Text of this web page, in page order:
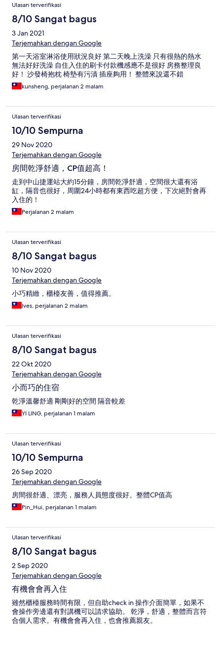
Ulasan terverifikasi
8/10 Sangat bagus
3 Jan 2021
Terjemahkan dengan Google
第一天浴室淋浴使用狀況良好 第二天晚上洗澡 只有很熱的熱水
無法好好洗澡 自住入住的刷卡付款機感應不是很好 房務整理良
好！ 沙發椅抱枕 椅墊有污漬 插座夠用！ 整體來說還不錯
kunsheng, perjalanan 2 malam
Ulasan terverifikasi
10/10 Sempurna
29 Nov 2020
Terjemahkan dengan Google
房間乾淨舒適，CP值超高！
走到中山捷運站大約15分鐘，房間乾淨舒適，空間很大還有浴
缸，隔音也很好，周圍24小時都有東西吃超方便，下次絕對會再
入住的！
Perjalanan 2 malam
Ulasan terverifikasi
8/10 Sangat bagus
10 Nov 2020
Terjemahkan dengan Google
小巧精緻，櫃檯友善，值得推薦。
Ives, perjalanan 2 malam
Ulasan terverifikasi
8/10 Sangat bagus
22 Okt 2020
Terjemahkan dengan Google
小而巧的住宿
乾淨溫馨舒適 剛剛好的空間 隔音較差
YI LING, perjalanan 1 malam
Ulasan terverifikasi
10/10 Sempurna
26 Sep 2020
Terjemahkan dengan Google
房間很舒適、漂亮，服務人員態度很好。整體CP值高
Pin_Hui, perjalanan 1 malam
Ulasan terverifikasi
8/10 Sangat bagus
2 Sep 2020
Terjemahkan dengan Google
有機會會再入住
雖然櫃檯服務時間有限，但自助check in 操作介面簡單，如果不
會操作旁邊還有對講機可以請求協助。 乾淨，舒適，整體而言符
合個人需求。有機會會再入住，也會推薦親友。